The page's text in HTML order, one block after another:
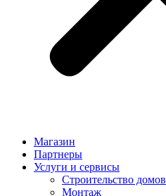
Магазин
Партнеры
Услуги и сервисы
Строительство домов
Монтаж